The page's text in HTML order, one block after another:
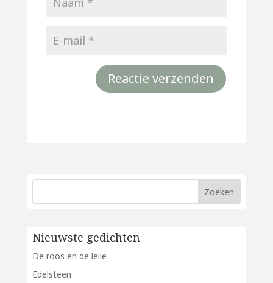
Nieuwste gedichten
De roos en de lelie
Edelsteen